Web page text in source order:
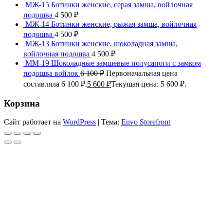
МЖ-15 Ботинки женские, серая замша, войлочная
подошва 4 500 ₽
МЖ-14 Ботинки женские, рыжая замша, войлочная
подошва 4 500 ₽
МЖ-13 Ботинки женские, шоколадная замша,
войлочная подошва 4 500 ₽
ММ-19 Шоколадные замшевые полусапоги с замком
подошва войлок 6 100₽ Первоначальная цена
составляла 6 100 ₽.5 600 ₽Текущая цена: 5 600 ₽.
Корзина
Сайт работает на WordPress | Тема: Envo Storefront